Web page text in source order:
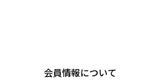
会員情報について